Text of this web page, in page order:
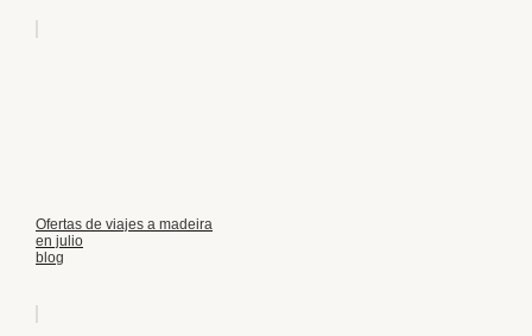
Ofertas de viajes a madeira
en julio
blog